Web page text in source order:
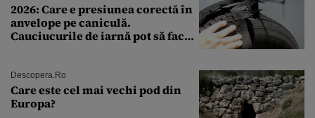
2026: Care e presiunea corectă în
anvelope pe caniculă.
Cauciucurile de iarnă pot să facă
Descopera.ro
Care este cel mai vechi pod din
Europa?